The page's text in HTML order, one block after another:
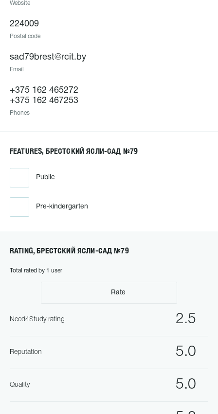
Website
224009
Postal code
sad79brest@rcit.by
Email
+375 162 465272
+375 162 467253
Phones
FEATURES, БРЕСТСКИЙ ЯСЛИ-САД №79
Public
Pre-kindergarten
RATING, БРЕСТСКИЙ ЯСЛИ-САД №79
Total rated by 1 user
Rate
2.5
Need4Study rating
5.0
Reputation
5.0
Quality